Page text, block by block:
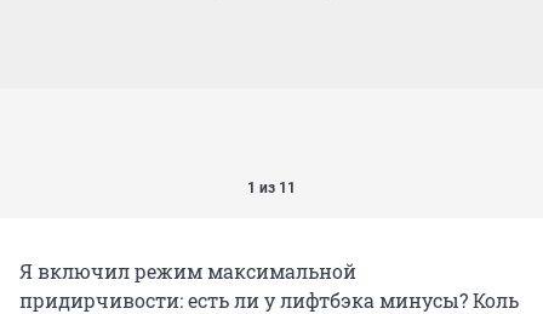
1 из 11
Я включил режим максимальной
придирчивости: есть ли у лифтбэка минусы? Коль